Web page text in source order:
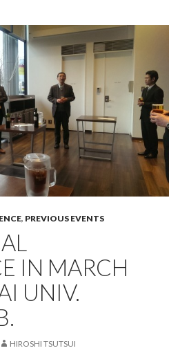
, PREVIOUS EVENTS
IN MARCH
UNIV.
HIROSHI TSUTSUI